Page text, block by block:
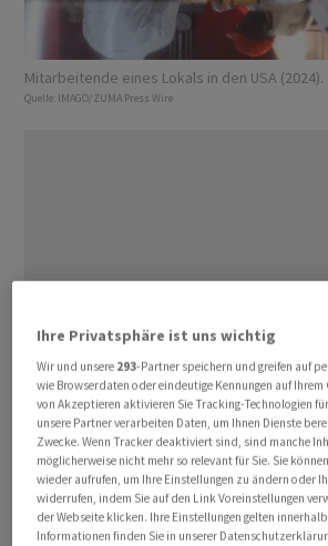
Mitarbeitende eines Lokals in den USA (2024).
Quelle: IMAGO/ZUMA Press Wire
Der Einkaufsmanagerindex des
Management (ISM) fiel zum
Ihre Privatsphäre ist uns wichtig
Wir und unsere 293-Partner speichern und greifen auf
wie Browserdaten oder eindeutige Kennungen auf
von Akzeptieren aktivieren Sie Tracking-Technologien
unsere Partner verarbeiten Daten, um Ihnen Dienste
Zwecke. Wenn Tracker deaktiviert sind, sind manche
möglicherweise nicht mehr so relevant für Sie. Sie
wieder aufrufen, um Ihre Einstellungen zu ändern oder
widerrufen, indem Sie auf den Link Voreinstellungen
der Webseite klicken. Ihre Einstellungen gelten
Informationen finden Sie in unserer